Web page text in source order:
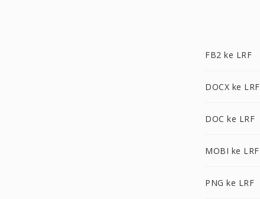
FB2 ke LRF
DOCX ke LRF
DOC ke LRF
MOBI ke LRF
PNG ke LRF